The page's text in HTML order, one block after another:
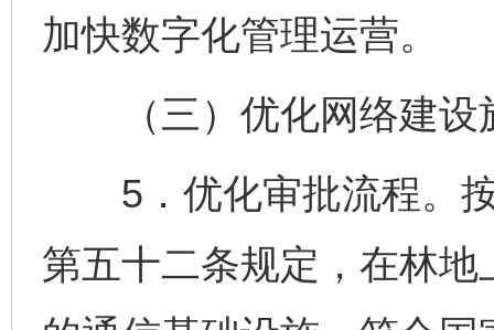
加快数字化管理运营。
（三）优化网络建设
5．优化审批流程。按
第五十二条规定，在林